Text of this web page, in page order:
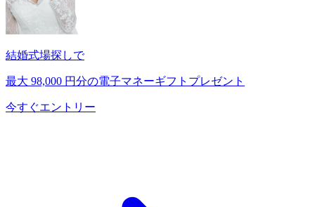
結婚式場探しで
最大 98,000 円分の電子マネーギフトプレゼント
今すぐエントリー